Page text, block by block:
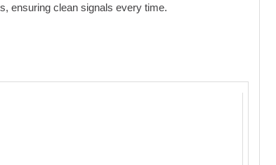
ensuring clean signals every time.